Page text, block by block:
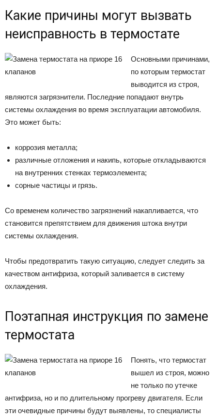
Какие причины могут вызвать
неисправность в термостате
Основными причинами,
по которым термостат
выводится из строя,
являются загрязнители. Последние попадают внутрь
системы охлаждения во время эксплуатации автомобиля.
Это может быть:
коррозия металла;
различные отложения и накипь, которые откладываются
на внутренних стенках термоэлемента;
сорные частицы и грязь.
Со временем количество загрязнений накапливается, что
становится препятствием для движения штока внутри
системы охлаждения.
Чтобы предотвратить такую ситуацию, следует следить за
качеством антифриза, который заливается в систему
охлаждения.
Поэтапная инструкция по замене
термостата
Понять, что термостат
вышел из строя, можно
не только по утечке
антифриза, но и по длительному прогреву двигателя. Если
эти очевидные причины будут выявлены, то специалисты